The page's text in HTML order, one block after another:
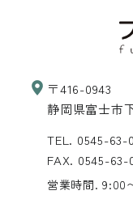
〒416-0943
静岡県富士市
TEL. 0545-63-
FAX. 0545-63-
営業時間. 9:00